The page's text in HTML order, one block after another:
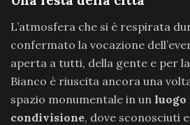
L’atmosfera che si è respirata
confermato la vocazione
aperta a tutti, della gente e per
Bianco è riuscita ancora una
spazio monumentale in un
condivisione, dove sconosciuti